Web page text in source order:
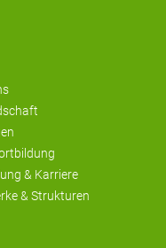
& Karriere
& Strukturen